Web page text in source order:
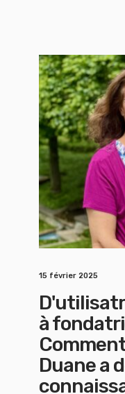
15 février 2025
à
Duane a